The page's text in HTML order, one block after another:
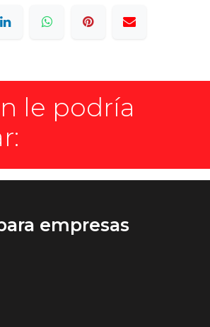
le podría
empresas